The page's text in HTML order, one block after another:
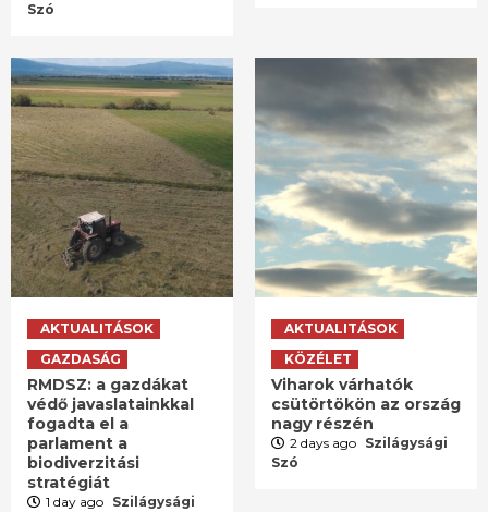
Szó
AKTUALITÁSOK
GAZDASÁG
RMDSZ: a gazdákat
védő javaslatainkkal
fogadta el a
parlament a
biodiverzitási
stratégiát
1 day ago Szilágysági
AKTUALITÁSOK
KÖZÉLET
Viharok várhatók
csütörtökön az ország
nagy részén
2 days ago Szilágysági
Szó